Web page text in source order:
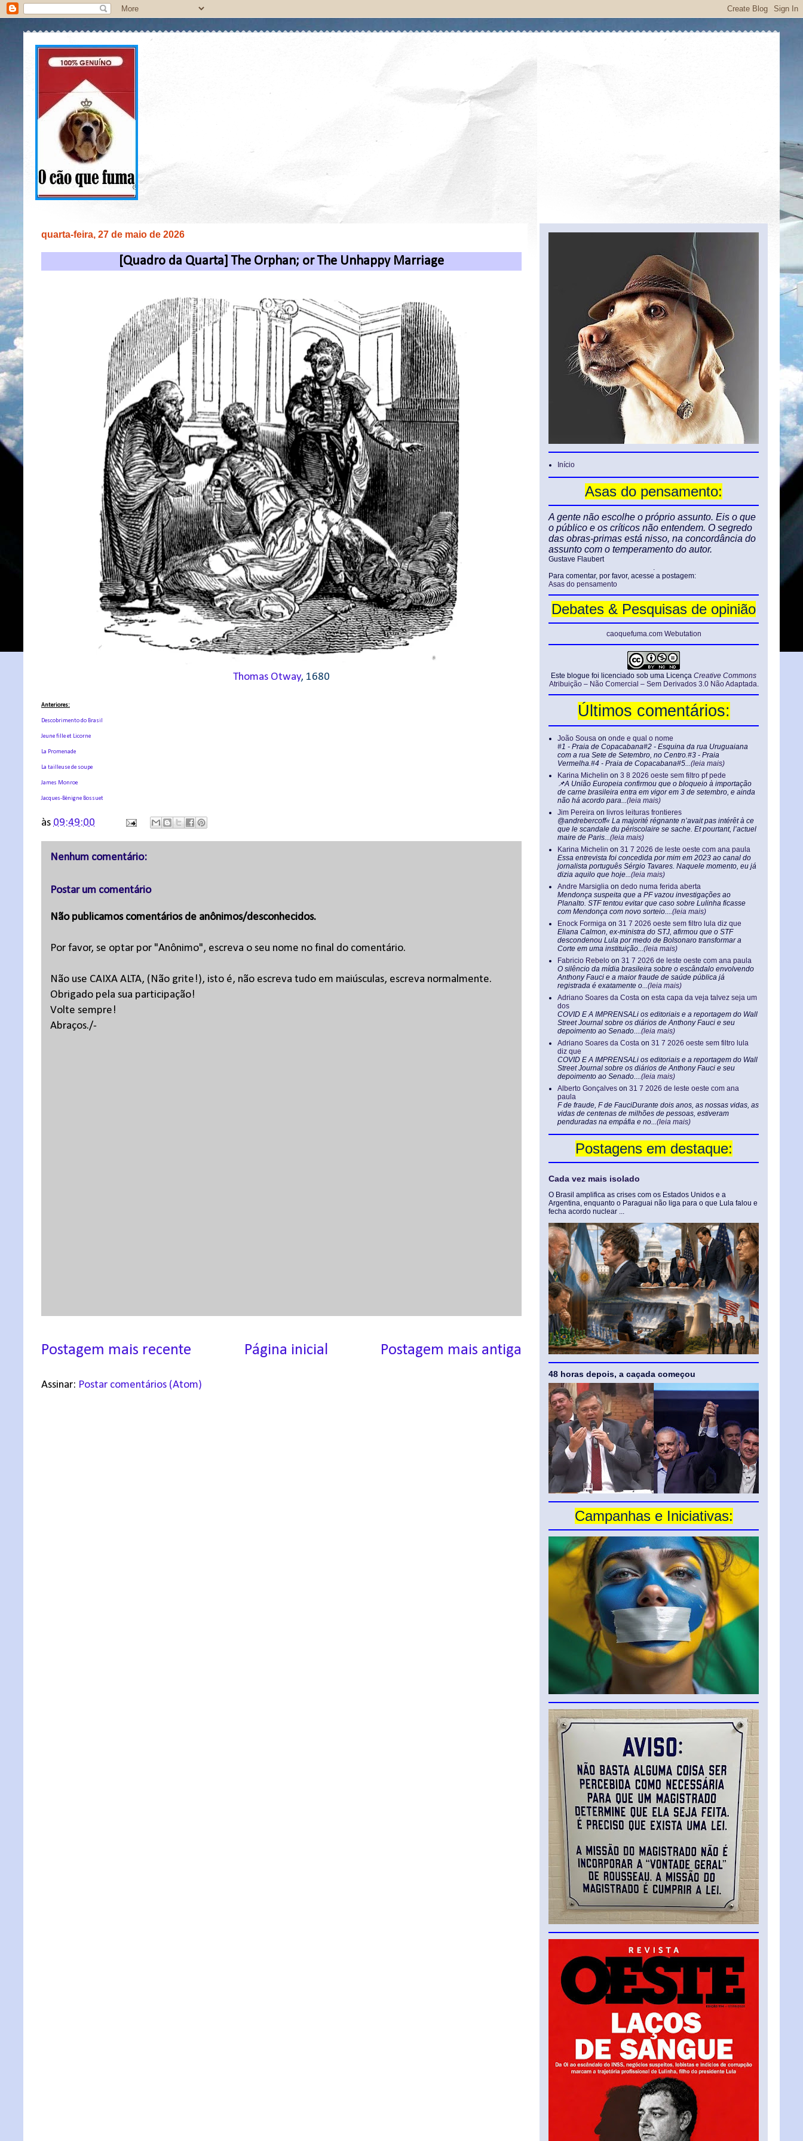
quarta-feira, 27 de maio de 2026
[Quadro da Quarta] The Orphan; or The Unhappy Marriage
Thomas Otway, 1680
Anteriores:
Descobrimento do Brasil
Jeune fille et Licorne
La Promenade
La tailleuse de soupe
James Monroe
Jacques-Bénigne Bossuet
às 09:49:00
Nenhum comentário:
Postar um comentário
Não publicamos comentários de anônimos/desconhecidos.
Por favor, se optar por "Anônimo", escreva o seu nome no final do comentário.
Não use CAIXA ALTA, (Não grite!), isto é, não escreva tudo em maiúsculas, escreva normalmente.
Obrigado pela sua participação!
Volte sempre!
Abraços./-
Postagem mais recente Postagem mais antiga
Página inicial
Assinar: Postar comentários (Atom)
Início
Asas do pensamento:
A gente não escolhe o próprio assunto. Eis o que
o público e os críticos não entendem. O segredo
das obras-primas está nisso, na concordância do
assunto com o temperamento do autor.
Gustave Flaubert
.
Para comentar, por favor, acesse a postagem:
Asas do pensamento
Debates & Pesquisas de opinião
caoquefuma.com Webutation
Este blogue foi licenciado sob uma Licença Creative Commons
Atribuição – Não Comercial – Sem Derivados 3.0 Não Adaptada.
Últimos comentários:
João Sousa on onde e qual o nome
#1 - Praia de Copacabana#2 - Esquina da rua Uruguaiana
com a rua Sete de Setembro, no Centro.#3 - Praia
Vermelha.#4 - Praia de Copacabana#5...(leia mais)
Karina Michelin on 3 8 2026 oeste sem filtro pf pede
📌A União Europeia confirmou que o bloqueio à importação
de carne brasileira entra em vigor em 3 de setembro, e ainda
não há acordo para...(leia mais)
Jim Pereira on livros leituras frontieres
@andrebercoff« La majorité régnante n’avait pas intérêt à ce
que le scandale du périscolaire se sache. Et pourtant, l’actuel
maire de Paris...(leia mais)
Karina Michelin on 31 7 2026 de leste oeste com ana paula
Essa entrevista foi concedida por mim em 2023 ao canal do
jornalista português Sérgio Tavares. Naquele momento, eu já
dizia aquilo que hoje...(leia mais)
Andre Marsiglia on dedo numa ferida aberta
Mendonça suspeita que a PF vazou investigações ao
Planalto. STF tentou evitar que caso sobre Lulinha ficasse
com Mendonça com novo sorteio....(leia mais)
Enock Formiga on 31 7 2026 oeste sem filtro lula diz que
Eliana Calmon, ex-ministra do STJ, afirmou que o STF
descondenou Lula por medo de Bolsonaro transformar a
Corte em uma instituição...(leia mais)
Fabricio Rebelo on 31 7 2026 de leste oeste com ana paula
O silêncio da mídia brasileira sobre o escândalo envolvendo
Anthony Fauci e a maior fraude de saúde pública já
registrada é exatamente o...(leia mais)
Adriano Soares da Costa on esta capa da veja talvez seja um
dos
COVID E A IMPRENSALi os editoriais e a reportagem do Wall
Street Journal sobre os diários de Anthony Fauci e seu
depoimento ao Senado....(leia mais)
Adriano Soares da Costa on 31 7 2026 oeste sem filtro lula
diz que
COVID E A IMPRENSALi os editoriais e a reportagem do Wall
Street Journal sobre os diários de Anthony Fauci e seu
depoimento ao Senado....(leia mais)
Alberto Gonçalves on 31 7 2026 de leste oeste com ana
paula
F de fraude, F de FauciDurante dois anos, as nossas vidas, as
vidas de centenas de milhões de pessoas, estiveram
penduradas na empáfia e no...(leia mais)
Postagens em destaque:
Cada vez mais isolado
O Brasil amplifica as crises com os Estados Unidos e a
Argentina, enquanto o Paraguai não liga para o que Lula falou e
fecha acordo nuclear ...
48 horas depois, a caçada começou
Campanhas e Iniciativas: